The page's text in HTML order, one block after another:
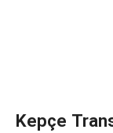
Kepçe